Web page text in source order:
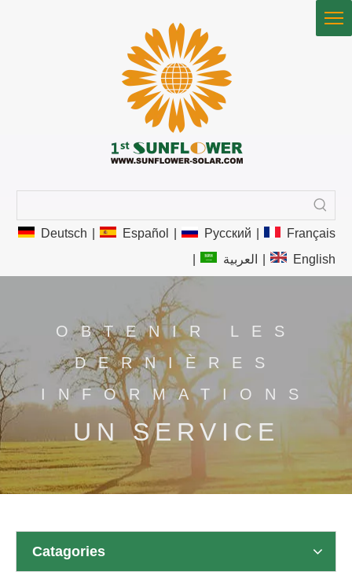
Deutsch Español Pусский
Français
العربية English
OBTENIR LES
DERNIÈRES
INFORMATIONS
UN SERVICE
Catagories